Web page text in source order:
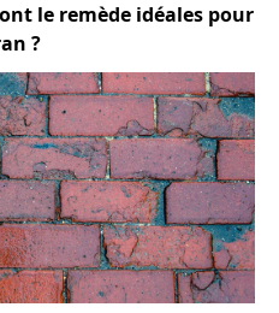
le remède idéales pour
?